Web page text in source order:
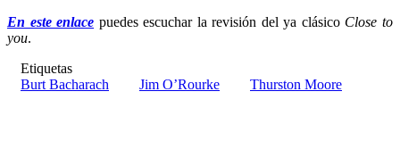
En este enlace puedes escuchar la revisión del ya clásico Close to
you.
Etiquetas
Burt Bacharach
Jim O’Rourke Thurston Moore